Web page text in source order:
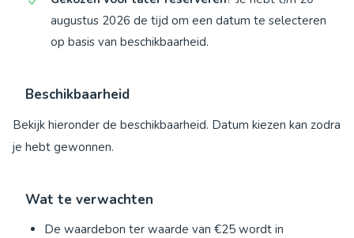
augustus 2026 de tijd om een datum te selecteren
op basis van beschikbaarheid.
Beschikbaarheid
Bekijk hieronder de beschikbaarheid. Datum kiezen kan zodra
je hebt gewonnen.
Wat te verwachten
De waardebon ter waarde van €25 wordt in